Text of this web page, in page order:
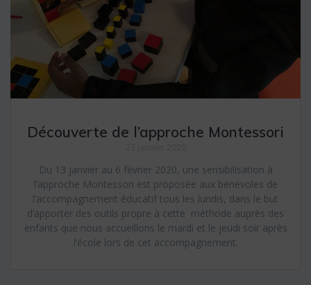
Découverte de l’approche Montessori
Du 13 janvier au 6 février 2020, une sensibilisation à
l’approche Montessori est proposée aux bénévoles de
l’accompagnement éducatif tous les lundis, dans le but
d’apporter des outils propre à cette méthode auprès des
enfants que nous accueillons le mardi et le jeudi soir après
l’école lors de cet accompagnement.